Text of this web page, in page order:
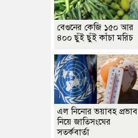
বেগুনের কেজি ১৫০ আর
৪০০ ছুঁই ছুঁই কাঁচা মরিচ
এল নিনোর ভয়াবহ প্রভাব
নিয়ে জাতিসংঘের
সতর্কবার্তা